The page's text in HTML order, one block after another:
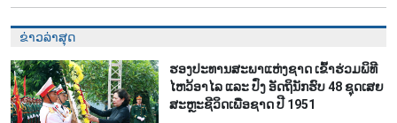
ຂ່າວລ່າສຸດ
ຮອງ​ປະ​ທານ​ສະ​ພາ​ແຫ່ງ​ຊາດ ເຂົ້າ​ຮ່ວມ​ພິ​ທີ​
ໄຫວ້​ອາ​ໄລ ແລະ ປົ່ງ​ ອັດ​ຖິ​ນັກ​ຮົບ​ 48 ຊຸດເສຍ​
ສະຫຼະ​ຊີ​ວິດ​ເພື່ອ​ຊາດ ປີ 1951